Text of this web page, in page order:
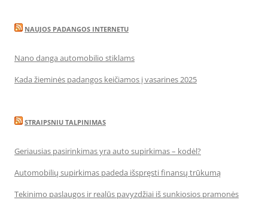
NAUJOS PADANGOS INTERNETU
Nano danga automobilio stiklams
Kada žieminės padangos keičiamos į vasarines 2025
STRAIPSNIU TALPINIMAS
Geriausias pasirinkimas yra auto supirkimas – kodėl?
Automobilių supirkimas padeda išspręsti finansų trūkumą
Tekinimo paslaugos ir realūs pavyzdžiai iš sunkiosios pramonės